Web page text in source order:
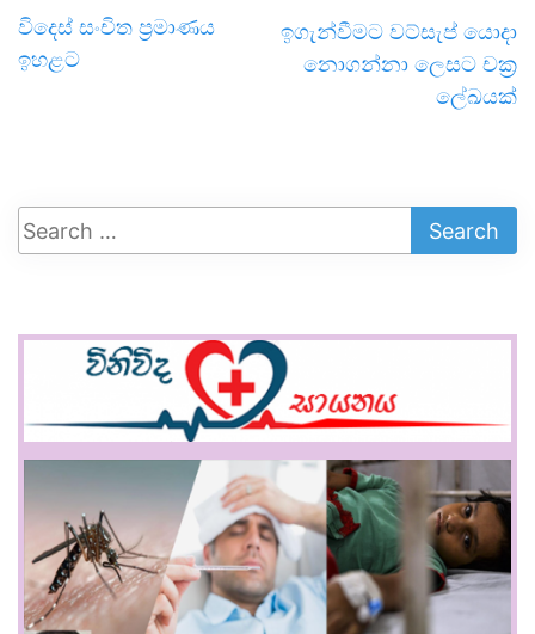
විදෙස් සංචිත ප්‍රමාණය
ඉහළට
ඉගැන්වීමට වට්සැප් යොදා
නොගන්නා ලෙසට චක්‍ර
ලේඛයක්